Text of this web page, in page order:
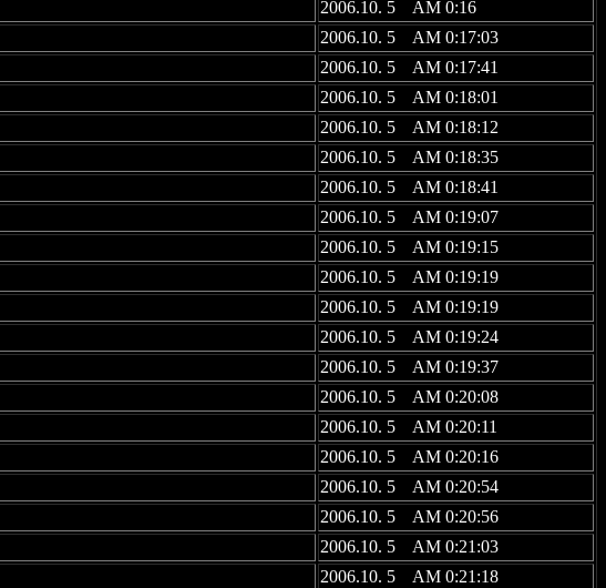
2006.10. 5 AM 0:16
2006.10. 5 AM 0:17:03
2006.10. 5 AM 0:17:41
2006.10. 5 AM 0:18:01
2006.10. 5 AM 0:18:12
2006.10. 5 AM 0:18:35
2006.10. 5 AM 0:18:41
2006.10. 5 AM 0:19:07
2006.10. 5 AM 0:19:15
2006.10. 5 AM 0:19:19
2006.10. 5 AM 0:19:19
2006.10. 5 AM 0:19:24
2006.10. 5 AM 0:19:37
2006.10. 5 AM 0:20:08
2006.10. 5 AM 0:20:11
2006.10. 5 AM 0:20:16
2006.10. 5 AM 0:20:54
2006.10. 5 AM 0:20:56
2006.10. 5 AM 0:21:03
2006.10. 5 AM 0:21:18